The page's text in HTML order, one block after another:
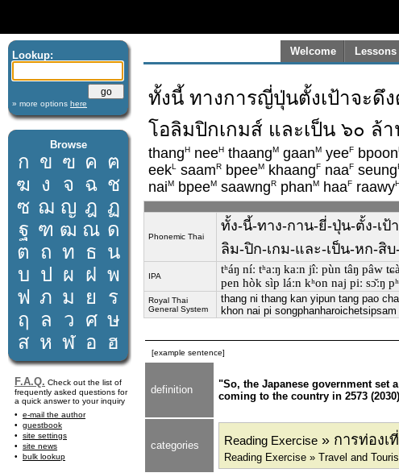
Lookup:
» more options here
Browse
ก ข ฃ ค ฅ
ฆ ง จ ฉ ช
ซ ฌ ญ ฎ ฏ
ฐ ฑ ฒ ณ ด
ต ถ ท ธ น
บ ป ผ ฝ พ
ฟ ภ ม ย
ร
ฤ
ล ว ศ ษ
ส ห ฬ อ ฮ
F.A.Q. Check out the list of
frequently asked questions for
a quick answer to your inquiry
e-mail the author
guestbook
site settings
site news
bulk lookup
Welcome Lessons
ทั้งนี้ ทางการญี่ปุ่นตั้งเป้าจะดึ
โอลิมปิกเกมส์ และเป็น ๖๐ ล้
thangH neeH thaangM gaanM yeeF bpoonL
eekL saamR bpeeM khaangF naaF seung
naiM bpeeM saawngR phanM haaF raawy
Phonemic Thai
ทั้ง-นี้-ทาง-กาน-ยี่-ปุ่น-ตั้ง-เป้
ลิม-ปิก-เกม-และ-เป็น-หก-สิ
IPA
tʰáŋ níː tʰaːŋ kaːn jîː pùn tâŋ pâw
pen hòk sìp láːn kʰon naj piː sɔ̌ːŋ
Royal Thai
General System
thang ni thang kan yipun tang pao
khon nai pi songphanharoichetsipsam
[example sentence]
definition
"So, the Japanese government set
coming to the country in 2573
categories Reading Exercise » การท่องเ
Reading Exercise » Travel and